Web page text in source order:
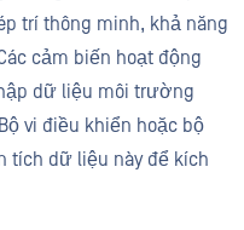
trí thông minh, khả năng
cảm biến hoạt động
dữ liệu môi trường
vi điều khiển hoặc bộ
tích dữ liệu này để kích